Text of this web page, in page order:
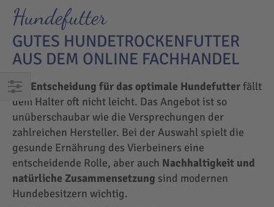
EINKAUFEN
NACH
Hundefutter
GUTES HUNDETROCKENFUTTER
AUS DEM ONLINE FACHHANDEL
Die Entscheidung für das optimale Hundefutterfällt
dem Halter oft nicht leicht. Das Angebot ist so
unüberschaubar wie die Versprechungen der
zahlreichen Hersteller. Bei der Auswahl spielt die
gesunde Ernährung des Vierbeiners eine
entscheidende Rolle, aber auch Nachhaltigkeit und
natürliche Zusammensetzung sind modernen
Hundebesitzern wichtig.